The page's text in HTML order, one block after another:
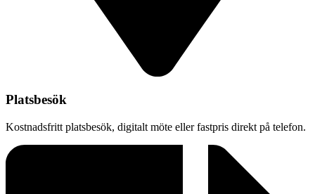
Platsbesök
Kostnadsfritt platsbesök, digitalt möte eller fastpris direkt på telefon.